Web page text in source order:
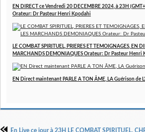
EN DIRECT ce Vendredi 20 DECEMBRE 2024, à 23H
Orateur: Dr Pasteur Henri Kpodahi
LE COMBAT SPIRITUEL, PRIERES ET TEMOIGNAGES,
MARCHANDS DEMONIAQUES Orateur: Dr Pasteur Henri
EN Direct maintenant PARLE A TON ÂME, LA Guérison